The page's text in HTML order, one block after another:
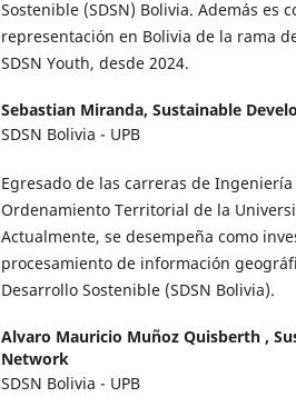
Sostenible (SDSN) Bolivia. Además es
representación en Bolivia de la rama
SDSN Youth, desde 2024.
Sebastian Miranda, Sustainable
SDSN Bolivia - UPB
Egresado de las carreras de
Ordenamiento Territorial de la
Actualmente, se desempeña como
procesamiento de información
Desarrollo Sostenible (SDSN Bolivia).
Alvaro Mauricio Muñoz Quisberth ,
Network
SDSN Bolivia - UPB